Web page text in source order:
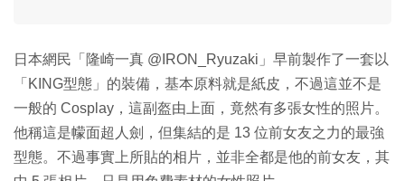
日本網民「隆崎一真 @IRON_Ryuzaki」早前製作了一套以
「KING型態」的裝備，基本原料就是紙皮，不過這並不是
一般的 Cosplay，這副盔由上面，竟然有多張女性的照片。
他稱這是幪面超人劍，但集結的是 13 位前女友之力的最強
型態。不過事實上所貼的相片，並非全都是他的前女友，其